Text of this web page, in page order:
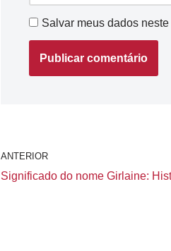
Salvar meus dados
ANTERIOR
Significado do nome Girlaine: